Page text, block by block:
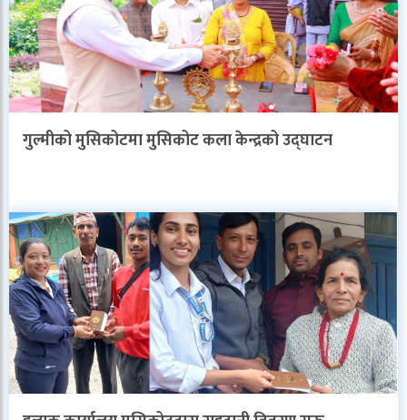
गुल्मीको मुसिकोटमा मुसिकोट कला केन्द्रको उद्घाटन